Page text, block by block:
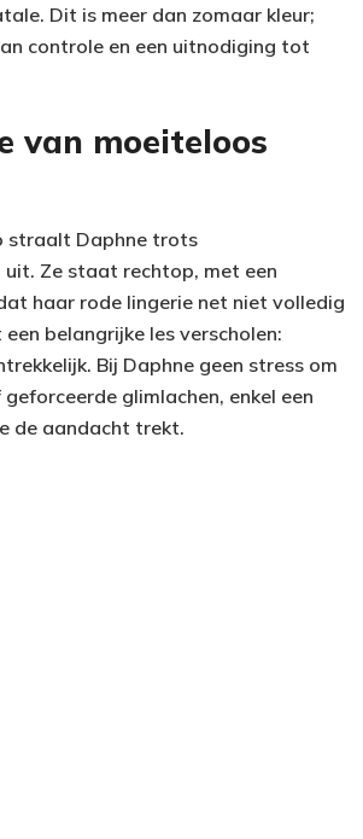
Dit is meer dan zomaar kleur;
controle en een uitnodiging tot
van moeiteloos
straalt Daphne trots
uit. Ze staat rechtop, met een
haar rode lingerie net niet volledig
belangrijke les verscholen:
Bij Daphne geen stress om
glimlachen, enkel een
de aandacht trekt.